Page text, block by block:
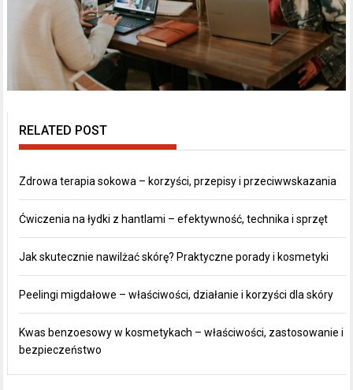
RELATED POST
Zdrowa terapia sokowa – korzyści, przepisy i przeciwwskazania
Ćwiczenia na łydki z hantlami – efektywność, technika i sprzęt
Jak skutecznie nawilżać skórę? Praktyczne porady i kosmetyki
Peelingi migdałowe – właściwości, działanie i korzyści dla skóry
Kwas benzoesowy w kosmetykach – właściwości, zastosowanie i
bezpieczeństwo